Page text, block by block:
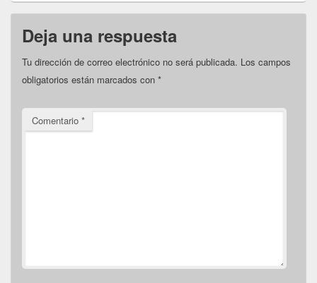
Deja una respuesta
Tu dirección de correo electrónico no será publicada. Los campos
obligatorios están marcados con *
Comentario *